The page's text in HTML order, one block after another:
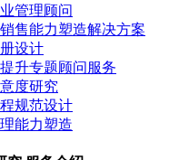
管理顾问
售能力塑造解决方案
设计
升专题顾问服务
度研究
规范设计
能力塑造